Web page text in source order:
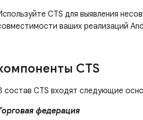
CTS для выявления
ваших реализаций
CTS
состав CTS входят следующие
федерация